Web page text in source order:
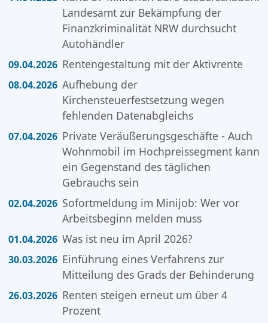
Landesamt zur Bekämpfung der
Finanzkriminalität NRW durchsucht
Autohändler
09.04.2026 Rentengestaltung mit der Aktivrente
08.04.2026 Aufhebung der
Kirchensteuerfestsetzung wegen
fehlenden Datenabgleichs
07.04.2026 Private Veräußerungsgeschäfte - Auch
Wohnmobil im Hochpreissegment kann
ein Gegenstand des täglichen
Gebrauchs sein
02.04.2026 Sofortmeldung im Minijob: Wer vor
Arbeitsbeginn melden muss
01.04.2026 Was ist neu im April 2026?
30.03.2026 Einführung eines Verfahrens zur
Mitteilung des Grads der Behinderung
26.03.2026 Renten steigen erneut um über 4
Prozent